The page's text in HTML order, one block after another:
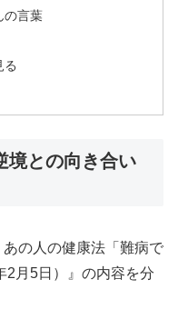
の言葉
る
境との向き合い
の人の健康法「難病で
月5日）』の内容を分